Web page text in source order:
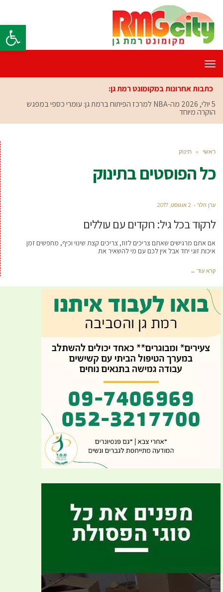
פתח
תפריט
כתבות אחרונות במקומונט רמת גן:
5 יולי, 2026
מה-NBA למרכז הפיתוח ברמת גן: עומרי כספי במפגש
הוקרה מיוחד
ראשי » תינוק
כל הפוסטים בתינוק
ערן הלר 2 אוגוסט, 2017
לרקוד בכל גיל: רוקדים עם עוללים
אם אתם מרגישים שאתם צריכים לזוז, צריכים קצת שינוי וכיף, מחפשים זמן
איכות זוגי יחד אבל אין לכם עם מי להשאיר את
קרא עוד ←